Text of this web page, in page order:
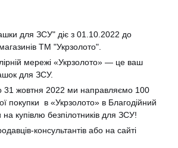
для ЗСУ" діє з 01.10.2022 до
ТМ "Укрзолото".
мережі «Укрзолото» — це ваш
для ЗСУ.
31 жовтня 2022 ми направляємо 100
покупки в «Укрзолото» в Благодійний
купівлю безпілотників для ЗСУ!
консультантів або на сайті